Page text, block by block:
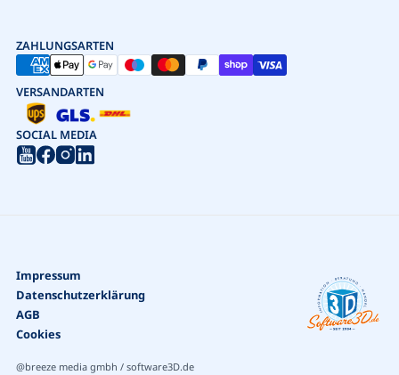
ZAHLUNGSARTEN
VERSANDARTEN
SOCIAL MEDIA
Impressum
Datenschutzerklärung
AGB
Cookies
@breeze media gmbh / software3D.de